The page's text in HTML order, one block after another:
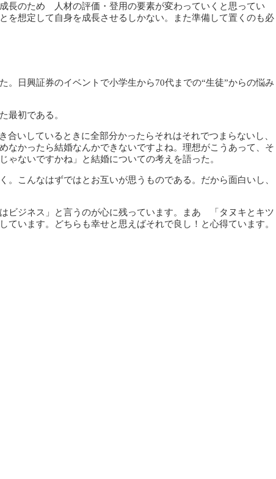
長のため 人材の評価・登用の要素が変わっていくと思ってい
を想定して自身を成長させるしかない。また準備して置くのも必
日興証券のイベントで小学生から70代までの“生徒”からの悩み
最初である。
いしているときに全部分かったらそれはそれでつまらないし、
なかったら結婚なんかできないですよね。理想がこうあって、そ
ないですかね」と結婚についての考えを語った。
こんなはずではとお互いが思うものである。だから面白いし、
ビジネス」と言うのが心に残っています。まあ 「タヌキとキツ
います。どちらも幸せと思えばそれで良し！と心得ています。